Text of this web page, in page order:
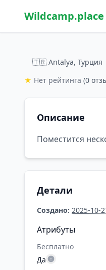
Wildcamp.place
🇹🇷 Antalya, Турция
★ Нет рейтинга (0
Описание
Поместится
Детали
Создано: 2025-10-
Атрибуты
Бесплатно
Да